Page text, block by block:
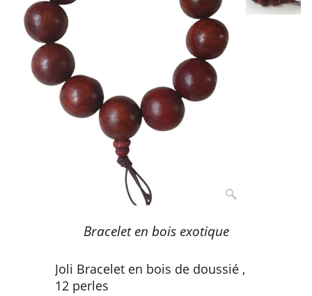
Bracelet en bois exotique
Joli Bracelet en bois de doussié ,
12 perles